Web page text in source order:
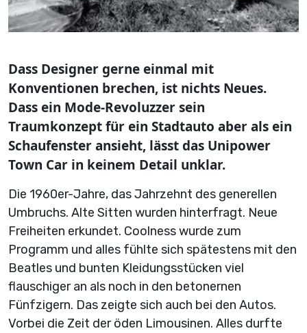
Dass Designer gerne einmal mit
Konventionen brechen, ist nichts Neues.
Dass ein Mode-Revoluzzer sein
Traumkonzept für ein Stadtauto aber als ein
Schaufenster ansieht, lässt das Unipower
Town Car in keinem Detail unklar.
Die 1960er-Jahre, das Jahrzehnt des generellen
Umbruchs. Alte Sitten wurden hinterfragt. Neue
Freiheiten erkundet. Coolness wurde zum
Programm und alles fühlte sich spätestens mit den
Beatles und bunten Kleidungsstücken viel
flauschiger an als noch in den betonernen
Fünfzigern. Das zeigte sich auch bei den Autos.
Vorbei die Zeit der öden Limousinen. Alles durfte